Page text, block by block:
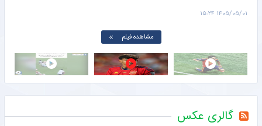
۱۴۰۵/۰۵/۰۱ ۱۵:۲۴
مشاهده فیلم
گالری عکس